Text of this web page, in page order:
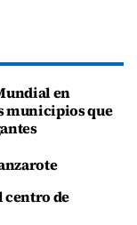
en
municipios que
centro de